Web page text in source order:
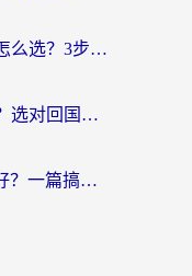
海外党必看：中国VPN机场怎么选？3步教你无缝访问国内资源（附避坑指南）
海外党必看：便宜VPN推荐？选对回国加速器才能无缝刷国内剧玩国服
海外党纠结斧牛和浩飞哪个好？一篇搞定回国加速器选择+无缝访问国内资源指南